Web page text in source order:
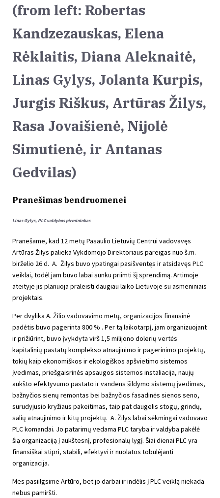
(from left: Robertas
Kandzezauskas, Elena
Rėklaitis, Diana Aleknaitė,
Linas Gylys, Jolanta Kurpis,
Jurgis Riškus, Artūras Žilys,
Rasa Jovaišienė, Nijolė
Simutienė, ir Antanas
Gedvilas)
Pranešimas bendruomenei
Linas Gylys, PLC valdybos pirmininkas
Pranešame, kad 12 metų Pasaulio Lietuvių Centrui vadovavęs
Artūras Žilys palieka Vykdomojo Direktoriaus pareigas nuo š.m.
birželio 26 d. A. Žilys buvo ypatingai pasišventęs ir atsidavęs PLC
veiklai, todėl jam buvo labai sunku priimti šį sprendimą. Artimoje
ateityje jis planuoja praleisti daugiau laiko Lietuvoje su asmeniniais
projektais.
Per dvylika A. Žilio vadovavimo metų, organizacijos finansinė
padėtis buvo pagerinta 800 % . Per tą laikotarpį, jam organizuojant
ir prižiūrint, buvo įvykdyta virš 1,5 milijono dolerių vertės
kapitalinių pastatų komplekso atnaujinimo ir pagerinimo projektų,
tokių kaip ekonomiškos ir ekologiškos apšvietimo sistemos
įvedimas, priešgaisrinės apsaugos sistemos instaliacija, naujų
aukšto efektyvumo pastato ir vandens šildymo sistemų įvedimas,
bažnyčios sienų remontas bei bažnyčios fasadinės sienos seno,
surudyjusio kryžiaus pakeitimas, taip pat daugelis stogų, grindų,
salių atnaujinimo ir kitų projektų. A. Žilys labai sėkmingai vadovavo
PLC komandai. Jo patarimų vedama PLC taryba ir valdyba pakėlė
šią organizaciją į aukštesnį, profesionalų lygį. Šiai dienai PLC yra
finansiškai stipri, stabili, efektyvi ir nuolatos tobulėjanti
organizacija.
Mes pasiilgsime Artūro, bet jo darbai ir indėlis į PLC veiklą niekada
nebus pamiršti.